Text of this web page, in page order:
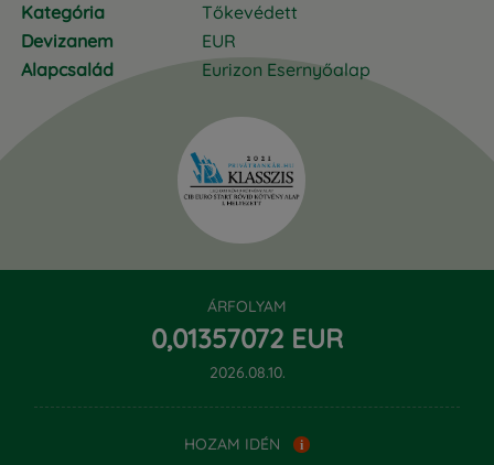
Kategória
Tőkevédett
Devizanem
EUR
Alapcsalád
Eurizon Esernyőalap
ÁRFOLYAM
‍0,‍01357072 EUR
2026.08.10.
HOZAM IDÉN i